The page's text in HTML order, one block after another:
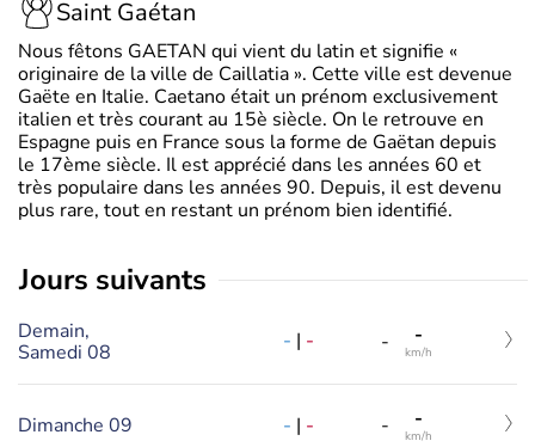
Saint Gaétan
Nous fêtons GAETAN qui vient du latin et signifie «
originaire de la ville de Caillatia ». Cette ville est devenue
Gaëte en Italie. Caetano était un prénom exclusivement
italien et très courant au 15è siècle. On le retrouve en
Espagne puis en France sous la forme de Gaëtan depuis
le 17ème siècle. Il est apprécié dans les années 60 et
très populaire dans les années 90. Depuis, il est devenu
plus rare, tout en restant un prénom bien identifié.
jours suivants
Demain,
Samedi 08
- | - - -
km/h
Dimanche 09 - | - - -
km/h